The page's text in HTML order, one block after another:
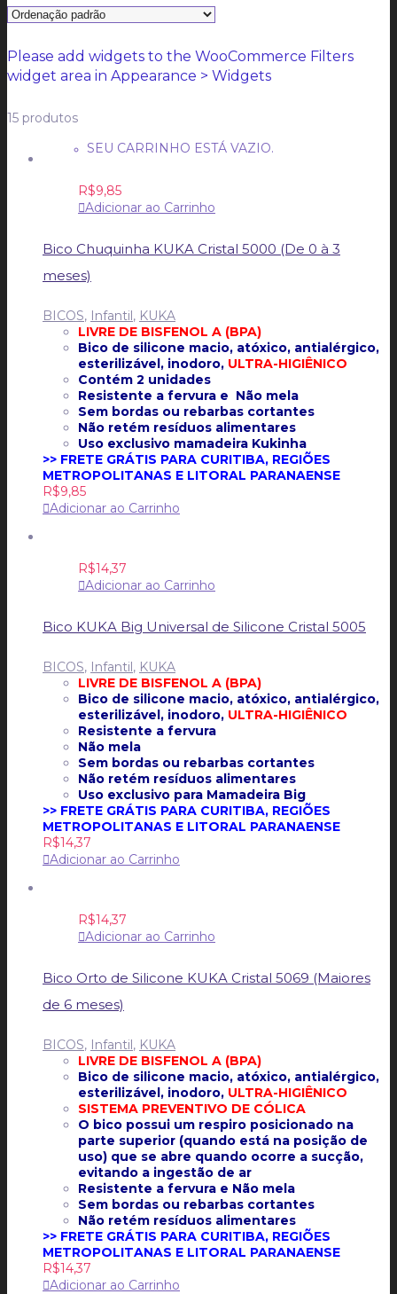
SEU CARRINHO ESTÁ VAZIO.
Please add widgets to the WooCommerce Filters
widget area in Appearance > Widgets
15 produtos
R$9,85
Adicionar ao Carrinho
Bico Chuquinha KUKA Cristal 5000 (De 0 à 3
meses)
BICOS, Infantil, KUKA
LIVRE DE BISFENOL A (BPA)
Bico de silicone macio, atóxico, antialérgico,
esterilizável, inodoro, ULTRA-HIGIÊNICO
Contém 2 unidades
Resistente a fervura e Não mela
Sem bordas ou rebarbas cortantes
Não retém resíduos alimentares
Uso exclusivo mamadeira Kukinha
>> FRETE GRÁTIS PARA CURITIBA, REGIÕES
METROPOLITANAS E LITORAL PARANAENSE
R$9,85
Adicionar ao Carrinho
R$14,37
Adicionar ao Carrinho
Bico KUKA Big Universal de Silicone Cristal 5005
BICOS, Infantil, KUKA
LIVRE DE BISFENOL A (BPA)
Bico de silicone macio, atóxico, antialérgico,
esterilizável, inodoro, ULTRA-HIGIÊNICO
Resistente a fervura
Não mela
Sem bordas ou rebarbas cortantes
Não retém resíduos alimentares
Uso exclusivo para Mamadeira Big
>> FRETE GRÁTIS PARA CURITIBA, REGIÕES
METROPOLITANAS E LITORAL PARANAENSE
R$14,37
Adicionar ao Carrinho
R$14,37
Adicionar ao Carrinho
Bico Orto de Silicone KUKA Cristal 5069 (Maiores
de 6 meses)
BICOS, Infantil, KUKA
LIVRE DE BISFENOL A (BPA)
Bico de silicone macio, atóxico, antialérgico,
esterilizável, inodoro, ULTRA-HIGIÊNICO
SISTEMA PREVENTIVO DE CÓLICA
O bico possui um respiro posicionado na
parte superior (quando está na posição de
uso) que se abre quando ocorre a sucção,
evitando a ingestão de ar
Resistente a fervura e Não mela
Sem bordas ou rebarbas cortantes
Não retém resíduos alimentares
>> FRETE GRÁTIS PARA CURITIBA, REGIÕES
METROPOLITANAS E LITORAL PARANAENSE
R$14,37
Adicionar ao Carrinho